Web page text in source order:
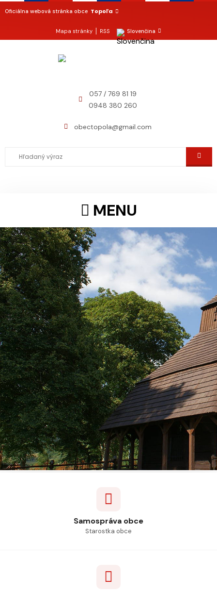
Oficiálna webová stránka obce Topoľa
Mapa stránky RSS Slovenčina
057 / 769 81 19
0948 380 260
obectopola@gmail.com
MENU
Samospráva obce
Starostka obce